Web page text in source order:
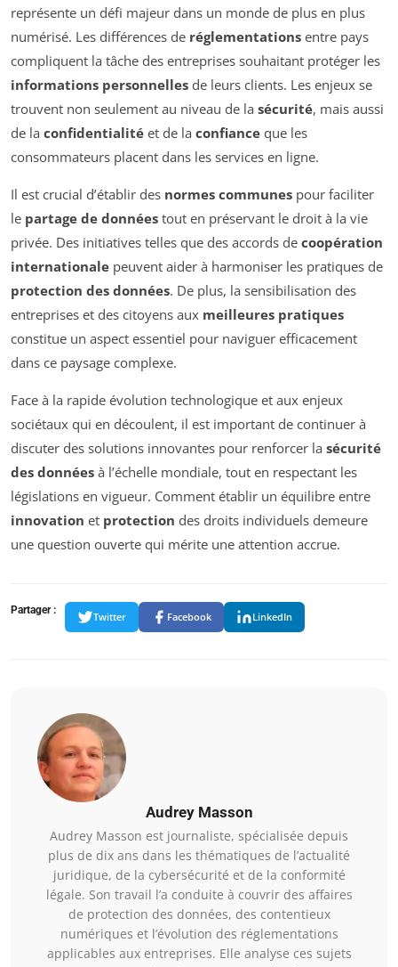
représente un défi majeur dans un monde de plus en plus
numérisé. Les différences de réglementations entre pays
compliquent la tâche des entreprises souhaitant protéger les
informations personnelles de leurs clients. Les enjeux se
trouvent non seulement au niveau de la sécurité, mais aussi
de la confidentialité et de la confiance que les
consommateurs placent dans les services en ligne.
Il est crucial d’établir des normes communes pour faciliter
le partage de données tout en préservant le droit à la vie
privée. Des initiatives telles que des accords de coopération
internationale peuvent aider à harmoniser les pratiques de
protection des données. De plus, la sensibilisation des
entreprises et des citoyens aux meilleures pratiques
constitue un aspect essentiel pour naviguer efficacement
dans ce paysage complexe.
Face à la rapide évolution technologique et aux enjeux
sociétaux qui en découlent, il est important de continuer à
discuter des solutions innovantes pour renforcer la sécurité
des données à l’échelle mondiale, tout en respectant les
législations en vigueur. Comment établir un équilibre entre
innovation et protection des droits individuels demeure
une question ouverte qui mérite une attention accrue.
Partager :
Twitter Facebook LinkedIn
Audrey Masson
Audrey Masson est journaliste, spécialisée depuis
plus de dix ans dans les thématiques de l’actualité
juridique, de la cybersécurité et de la conformité
légale. Son travail l’a conduite à couvrir des affaires
de protection des données, des contentieux
numériques et l’évolution des réglementations
applicables aux entreprises. Elle analyse ces sujets